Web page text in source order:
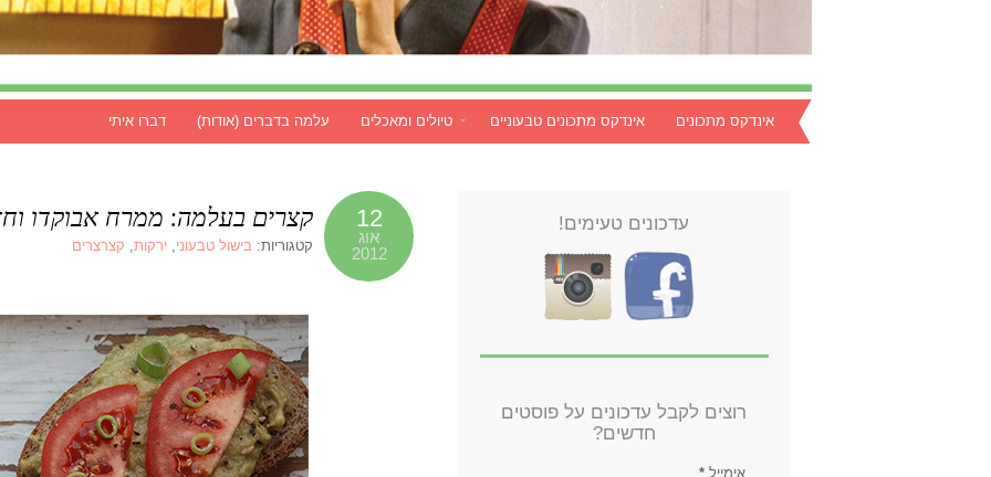
אינדקס מתכונים אינדקס מתכונים טבעוניים טיולים ומאכלים עלמה בדברים (אודות) דברו איתי
12
אוג
2012
קצרים בעלמה: ממרח אבוקדו
קטגוריות: בישול טבעוני, ירקות, קצרצרים
עדכונים טעימים!
רוצים לקבל עדכונים על פוסטים
חדשים?
אימייל *